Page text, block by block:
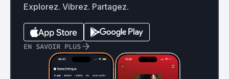
Explorez. Vibrez. Partagez.
EN SAVOIR PLUS